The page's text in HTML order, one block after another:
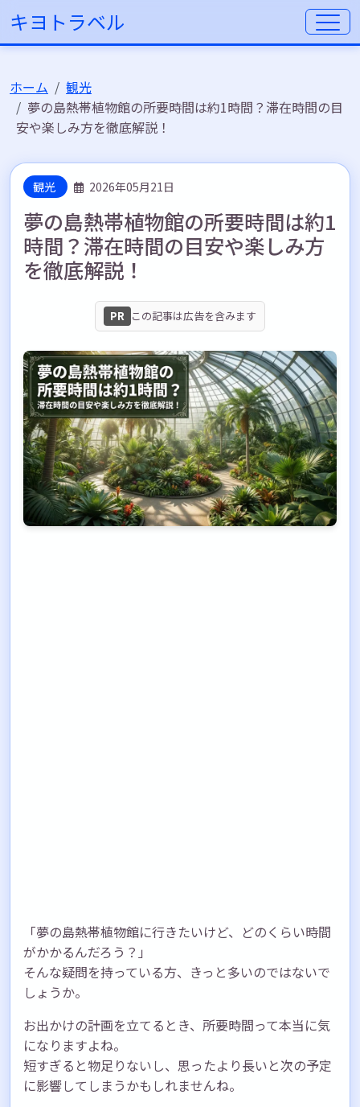
キヨトラベル
ホーム
観光
夢の島熱帯植物館の所要時間は約1時間？滞在時間の目
安や楽しみ方を徹底解説！
観光 2026年05月21日
夢の島熱帯植物館の所要時間は約1
時間？滞在時間の目安や楽しみ方
を徹底解説！
PR この記事は広告を含みます
「夢の島熱帯植物館に行きたいけど、どのくらい時間
がかかるんだろう？」
そんな疑問を持っている方、きっと多いのではないで
しょうか。
お出かけの計画を立てるとき、所要時間って本当に気
になりますよね。
短すぎると物足りないし、思ったより長いと次の予定
に影響してしまうかもしれませんね。